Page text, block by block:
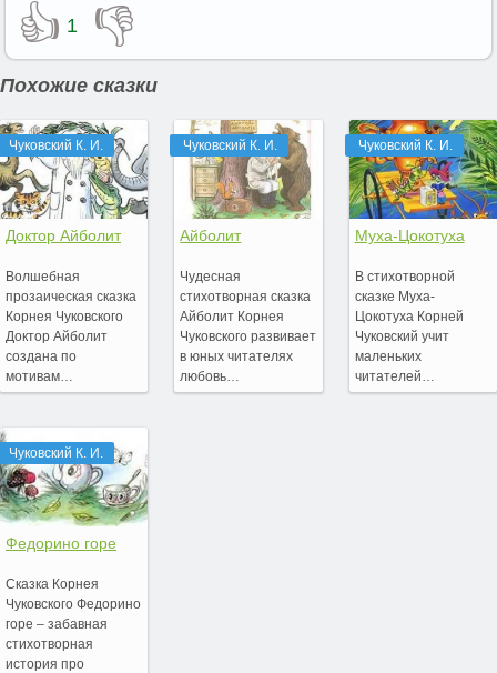
👍 1 👎
Похожие сказки
Чуковский К. И.
Доктор Айболит
Волшебная
прозаическая сказка
Корнея Чуковского
Доктор Айболит
создана по
мотивам…
Чуковский К. И.
Федорино горе
Сказка Корнея
Чуковского Федорино
горе – забавная
стихотворная
история про
Чуковский К. И.
Айболит
Чудесная
стихотворная сказка
Айболит Корнея
Чуковского развивает
в юных читателях
любовь…
Чуковский К. И.
Муха-Цокотуха
В стихотворной
сказке Муха-
Цокотуха Корней
Чуковский учит
маленьких
читателей…